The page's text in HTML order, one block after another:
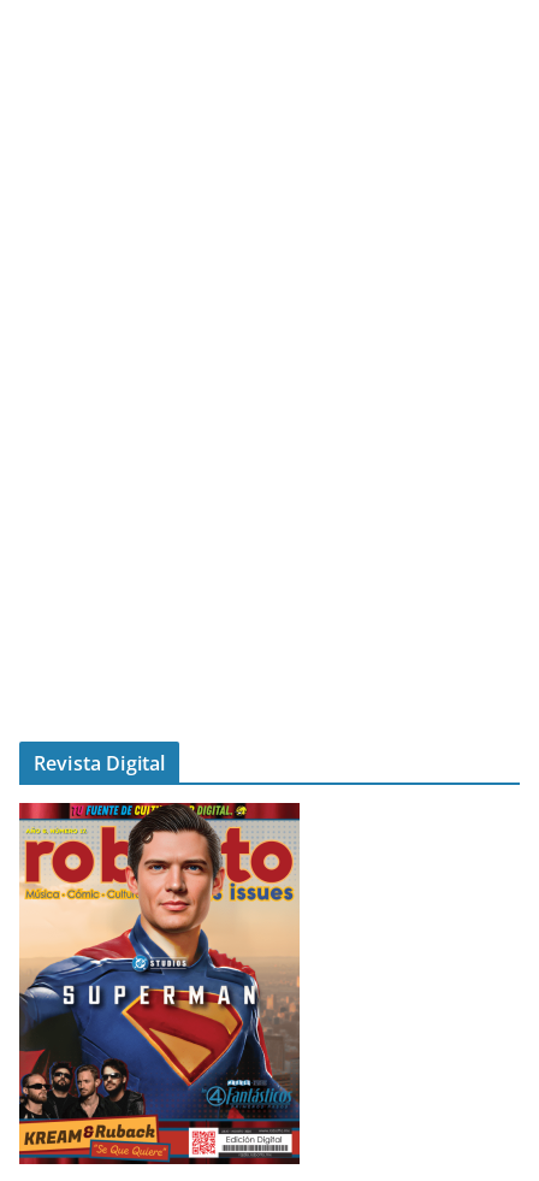
Revista Digital